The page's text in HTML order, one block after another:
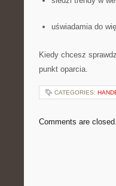
uświadamia do
Kiedy chcesz
punkt oparcia.
CATEGORIES:
Comments are closed.